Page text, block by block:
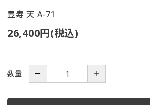
豊寿 天 A-71
26,400円(税込)
数量 － ＋